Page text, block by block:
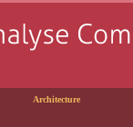
Architecture